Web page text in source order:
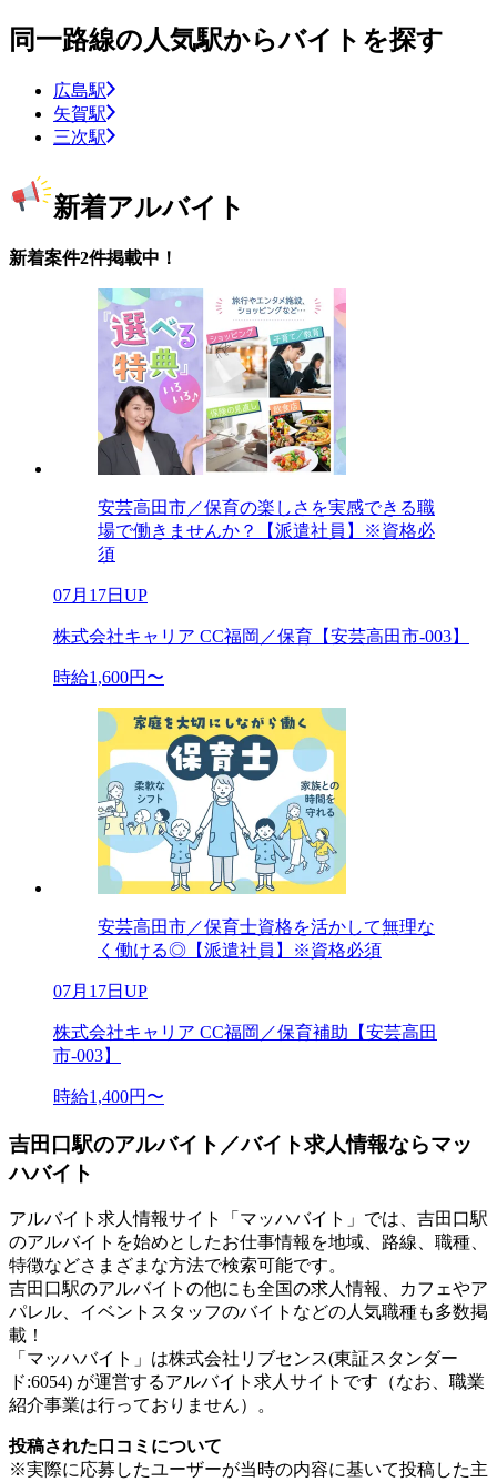
同一路線の人気駅からバイトを探す
広島駅
矢賀駅
三次駅
新着アルバイト
新着案件2件掲載中！
安芸高田市／保育の楽しさを実感できる職
場で働きませんか？【派遣社員】※資格必
須
07月17日UP
株式会社キャリア CC福岡／保育【安芸高田市-003】
時給1,600円〜
安芸高田市／保育士資格を活かして無理な
く働ける◎【派遣社員】※資格必須
07月17日UP
株式会社キャリア CC福岡／保育補助【安芸高田
市-003】
時給1,400円〜
吉田口駅のアルバイト／バイト求人情報ならマッ
ハバイト
アルバイト求人情報サイト「マッハバイト」では、吉田口駅
のアルバイトを始めとしたお仕事情報を地域、路線、職種、
特徴などさまざまな方法で検索可能です。
吉田口駅のアルバイトの他にも全国の求人情報、カフェやア
パレル、イベントスタッフのバイトなどの人気職種も多数掲
載！
「マッハバイト」は株式会社リブセンス(東証スタンダー
ド:6054) が運営するアルバイト求人サイトです（なお、職業
紹介事業は行っておりません）。
投稿された口コミについて
※実際に応募したユーザーが当時の内容に基いて投稿した主